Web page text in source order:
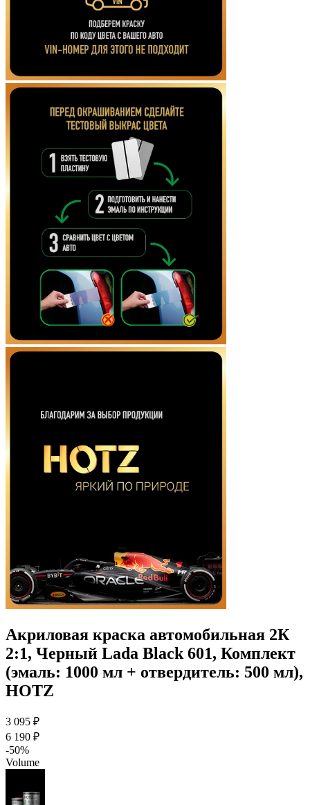
Акриловая краска автомобильная 2К
2:1, Черный Lada Black 601, Комплект
(эмаль: 1000 мл + отвердитель: 500 мл),
HOTZ
3 095 ₽
6 190 ₽
-50%
Volume